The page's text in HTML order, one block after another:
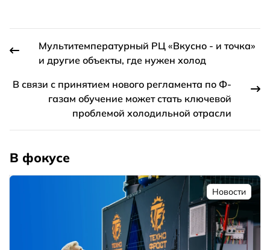
Мультитемпературный РЦ «Вкусно - и точка»
и другие объекты, где нужен холод
В связи с принятием нового регламента по Ф-
газам обучение может стать ключевой
проблемой холодильной отрасли
В фокусе
Новости